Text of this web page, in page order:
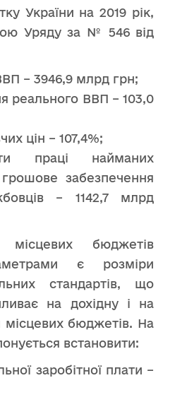
України на 2019 рік,
Уряду за № 546 від
– 3946,9 млрд грн;
реального ВВП – 103,0
цін – 107,4%;
праці найманих
грошове забезпечення
– 1142,7 млрд
місцевих бюджетів
є розміри
стандартів, що
на дохідну і на
місцевих бюджетів. На
встановити:
заробітної плати –